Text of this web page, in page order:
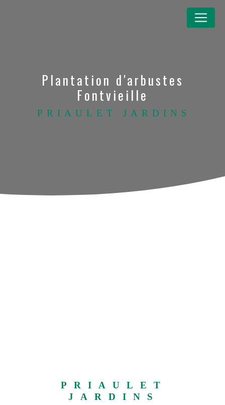
Plantation d'arbustes
Fontvieille
PRIAULET JARDINS
PRIAULET
JARDINS